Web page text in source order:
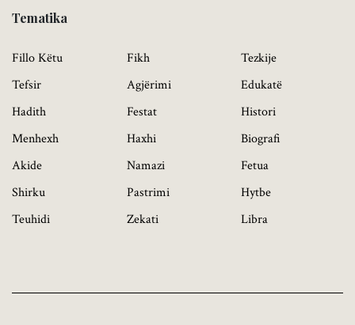
Tematika
Fillo Këtu
Tefsir
Hadith
Menhexh
Akide
Shirku
Teuhidi
Fikh
Agjërimi
Festat
Haxhi
Namazi
Pastrimi
Zekati
Tezkije
Edukatë
Histori
Biografi
Fetua
Hytbe
Libra